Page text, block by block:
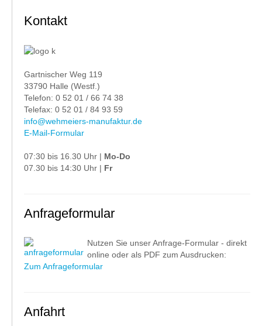
Kontakt
Gartnischer Weg 119
33790 Halle (Westf.)
Telefon: 0 52 01 / 66 74 38
Telefax: 0 52 01 / 84 93 59
info@wehmeiers-manufaktur.de
E-Mail-Formular
07:30 bis 16.30 Uhr | Mo-Do
07.30 bis 14:30 Uhr | Fr
Anfrageformular
Nutzen Sie unser Anfrage-Formular - direkt
online oder als PDF zum Ausdrucken:
Zum Anfrageformular
Anfahrt